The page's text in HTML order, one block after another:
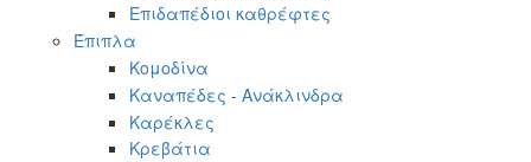
Επιδαπέδιοι καθρέφτες
Έπιπλα
Κομοδίνα
Καναπέδες - Ανάκλινδρα
Καρέκλες
Κρεβάτια